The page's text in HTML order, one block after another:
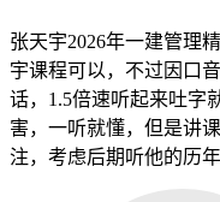
张天宇2026年一建管理
宇课程可以，不过因口
话，1.5倍速听起来吐字
害，一听就懂，但是讲
注，考虑后期听他的历